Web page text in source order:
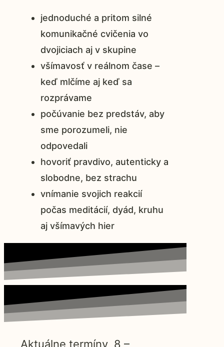
jednoduché a pritom silné
komunikačné cvičenia vo
dvojiciach aj v skupine
všímavosť v reálnom čase –
keď mlčíme aj keď sa
rozprávame
počúvanie bez predstáv, aby
sme porozumeli, nie
odpovedali
hovoriť pravdivo, autenticky a
slobodne, bez strachu
vnímanie svojich reakcií
počas meditácií, dyád, kruhu
aj všímavých hier
Aktuálne termíny 8 –